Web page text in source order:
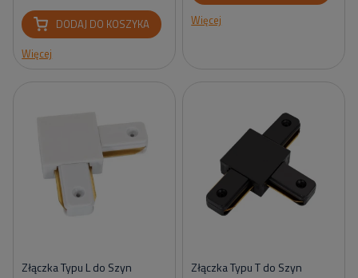
DODAJ DO KOSZYKA
Więcej
Więcej
Złączka Typu L do Szyn
Złączka Typu T do Szyn